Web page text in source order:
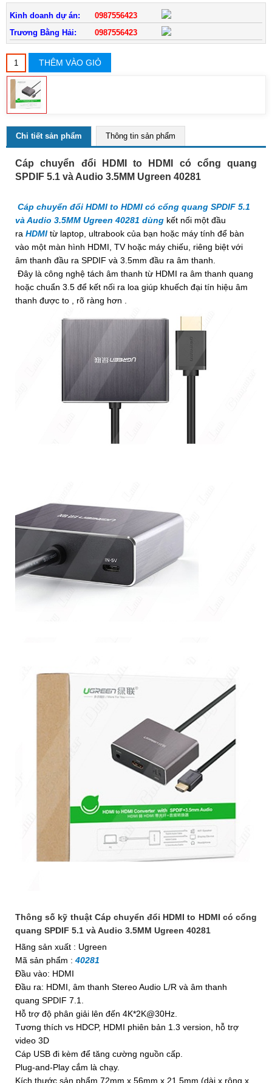
Kinh doanh dự án:
0987556423
Trương Bằng Hải:
0987556423
THÊM VÀO GIỎ
Chi tiết sản phẩm Thông tin sản phẩm
Cáp chuyển đổi HDMI to HDMI có cổng quang
SPDIF 5.1 và Audio 3.5MM Ugreen 40281
Cáp chuyển đổi HDMI to HDMI có cổng quang SPDIF 5.1
và Audio 3.5MM Ugreen 40281 dùng kết nối một đầu
ra HDMI từ laptop, ultrabook của bạn hoặc máy tính để bàn
vào một màn hình HDMI, TV hoặc máy chiếu, riêng biệt với
âm thanh đầu ra SPDIF và 3.5mm đầu ra âm thanh.
Đây là công nghệ tách âm thanh từ HDMI ra âm thanh quang
hoặc chuẩn 3.5 để kết nối ra loa giúp khuếch đại tín hiệu âm
thanh được to , rõ ràng hơn .
Thông số kỹ thuật Cáp chuyển đổi HDMI to HDMI có cổng
quang SPDIF 5.1 và Audio 3.5MM Ugreen 40281
Hãng sản xuất : Ugreen
Mã sản phẩm : 40281
Đầu vào: HDMI
Đầu ra: HDMI, âm thanh Stereo Audio L/R và âm thanh
quang SPDIF 7.1.
Hỗ trợ độ phân giải lên đến 4K*2K@30Hz.
Tương thích vs HDCP, HDMI phiên bản 1.3 version, hỗ trợ
video 3D
Cáp USB đi kèm để tăng cường nguồn cấp.
Plug-and-Play cắm là chạy.
Kích thước sản phẩm 72mm x 56mm x 21.5mm (dài x rộng x